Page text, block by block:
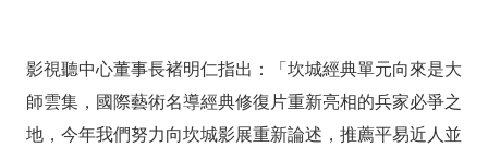
影視聽中心董事長褚明仁指出：「坎城經典單元向來是大
師雲集，國際藝術名導經典修復片重新亮相的兵家必爭之
地，今年我們努力向坎城影展重新論述，推薦平易近人並